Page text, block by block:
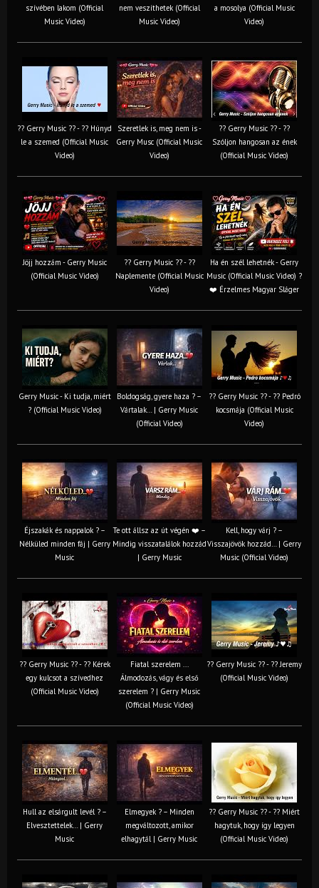
szívében lakom (Official
Music Video)
nem veszíthetek (Official
Music Video)
a mosolya (Official Music
Video)
?? Gerry Music ?? - ?? Húnyd
le a szemed (Official Music
Video)
Szeretlek is, meg nem is -
Gerry Musc (Official Music
Video)
?? Gerry Music ?? - ??
Szóljon hangosan az ének
(Official Music Video)
Jöjj hozzám - Gerry Music
(Official Music Video)
?? Gerry Music ?? - ??
Naplemente (Official Music
Video)
Ha én szél lehetnék - Gerry
Music (Official Music Video) ?️
❤️ Érzelmes Magyar Sláger
Gerry Music - Ki tudja, miért
? (Official Music Video)
Boldogság, gyere haza ? –
Vártalak… | Gerry Music
(Official Video)
?? Gerry Music ?? - ?? Pedró
kocsmája (Official Music
Video)
Éjszakák és nappalok ? –
Nélküled minden fáj | Gerry
Music
Te ott állsz az út végén ❤️ –
Mindig visszatalálok hozzád
| Gerry Music
Kell, hogy várj ? –
Visszajövök hozzád… | Gerry
Music (Official Video)
?? Gerry Music ?? - ?? Kérek
egy kulcsot a szívedhez
(Official Music Video)
Fiatal szerelem ...
Álmodozás, vágy és első
szerelem ? | Gerry Music
(Official Music Video)
?? Gerry Music ?? - ?? Jeremy
(Official Music Video)
Hull az elsárgult levél ? –
Elvesztettelek… | Gerry
Music
Elmegyek ? – Minden
megváltozott, amikor
elhagytál | Gerry Music
?? Gerry Music ?? - ?? Miért
hagytuk, hogy így legyen
(Official Music Video)